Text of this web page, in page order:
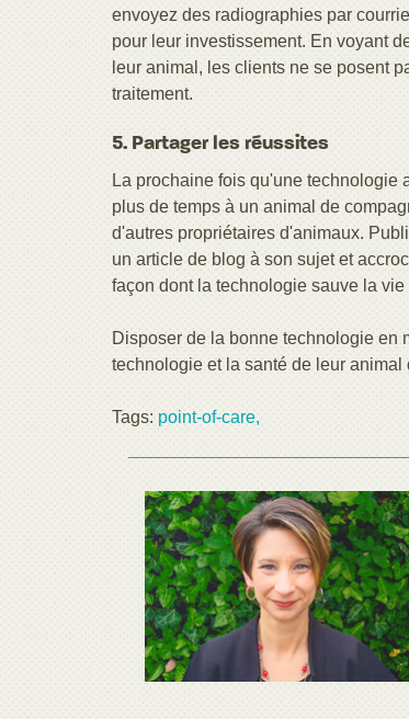
envoyez des radiographies par
pour leur investissement. En voyant
leur animal, les clients ne se posent
traitement.
5. Partager les réussites
La prochaine fois qu'une technologie
plus de temps à un animal de
d'autres propriétaires d'animaux.
un article de blog à son sujet et
façon dont la technologie sauve la
Disposer de la bonne technologie en
technologie et la santé de leur
Tags: point-of-care,